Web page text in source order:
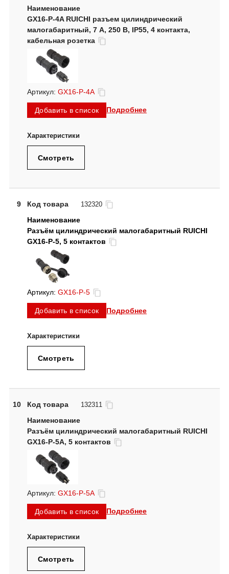
GX16-P-4A RUICHI разъем цилиндрический
малогабаритный, 7 А, 250 В, IP55, 4 контакта,
кабельная розетка
Артикул: GX16-P-4A
Добавить в список Подробнее
Смотреть
9 Код товара 132320
Разъём цилиндрический малогабаритный RUICHI
GX16-P-5, 5 контактов
Артикул: GX16-P-5
Добавить в список Подробнее
Смотреть
10 Код товара 132311
Разъём цилиндрический малогабаритный RUICHI
GX16-P-5A, 5 контактов
Артикул: GX16-P-5A
Добавить в список Подробнее
Смотреть